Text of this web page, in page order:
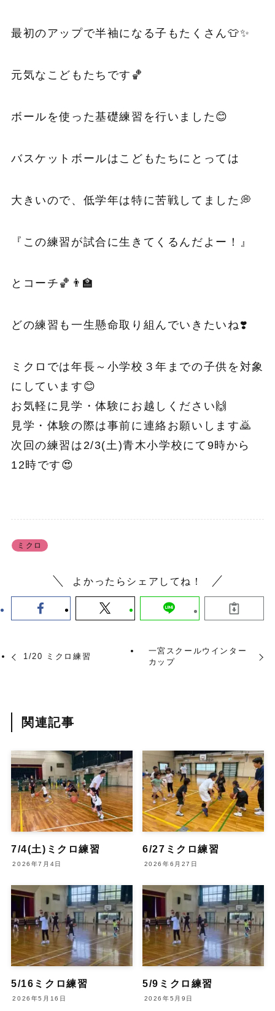
最初のアップで半袖になる子もたくさん👕✨
元気なこどもたちです🏀
ボールを使った基礎練習を行いました😊
バスケットボールはこどもたちにとっては
大きいので、低学年は特に苦戦してました💭
『この練習が試合に生きてくるんだよー！』
とコーチ🏀👨‍🏫
どの練習も一生懸命取り組んでいきたいね❣️
ミクロでは年長～小学校３年までの子供を対象
にしています😊
お気軽に見学・体験にお越しください🙌
見学・体験の際は事前に連絡お願いします🙇
次回の練習は2/3(土)青木小学校にて9時から
12時です😍
ミクロ
よかったらシェアしてね！
1/20 ミクロ練習
一宮スクールウインター
カップ
関連記事
7/4(土)ミクロ練習
2026年7月4日
6/27ミクロ練習
2026年6月27日
5/16ミクロ練習
2026年5月16日
5/9ミクロ練習
2026年5月9日